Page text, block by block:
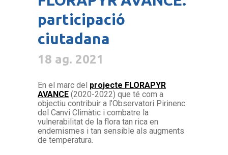
participació
ciutadana
18 ag. 2021
En el marc del projecte FLORAPYR
AVANCE (2020-2022) que té com a
objectiu contribuir a l’Observatori Pirinenc
del Canvi Climàtic i combatre la
vulnerabilitat de la flora tan rica en
endemismes i tan sensible als augments
de temperatura.